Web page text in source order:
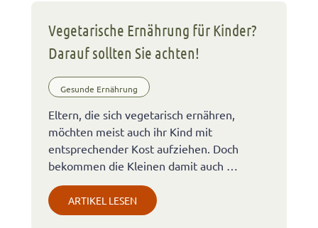
Vegetarische Ernährung für Kinder?
Darauf sollten Sie achten!
Gesunde Ernährung
Eltern, die sich vegetarisch ernähren,
möchten meist auch ihr Kind mit
entsprechender Kost aufziehen. Doch
bekommen die Kleinen damit auch …
ARTIKEL LESEN